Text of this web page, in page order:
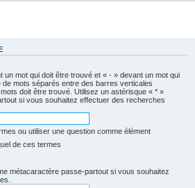
un mot qui doit être trouvé et « - » devant un mot qui
mots séparés entre des barres verticales
doit être trouvé. Utilisez un astérisque « * »
si vous souhaitez effectuer des recherches
ou utiliser une question comme élément
de ces termes
métacaractère passe-partout si vous souhaitez